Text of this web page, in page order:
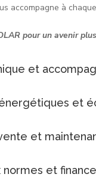
accompagne à
pour un avenir
et
et
et
normes et